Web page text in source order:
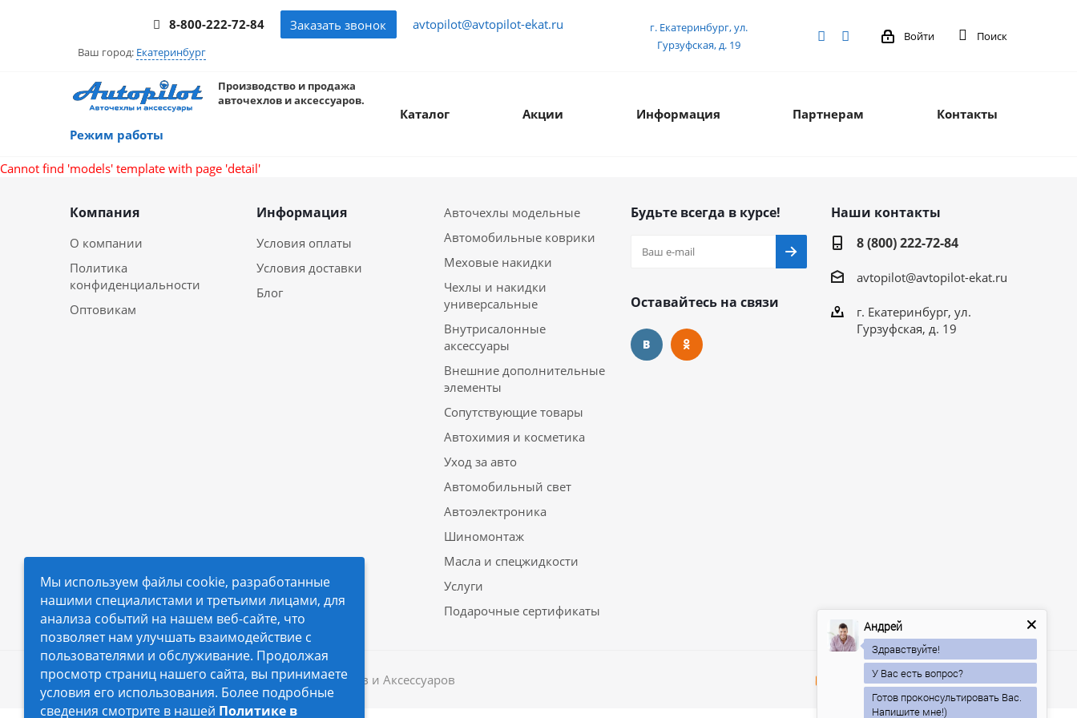
8-800-222-72-84 Заказать звонок avtopilot@avtopilot-ekat.ru
Ваш город: Екатеринбург
г. Екатеринбург, ул.
Гурзуфская, д. 19
Войти Поиск
Производство и продажа
авточехлов и аксессуаров.
Режим работы
Каталог Акции Информация Партнерам Контакты
Cannot find 'models' template with page 'detail'
Компания
О компании
Политика
конфиденциальности
Оптовикам
Информация
Условия оплаты
Условия доставки
Блог
Авточехлы модельные
Автомобильные коврики
Меховые накидки
Чехлы и накидки
универсальные
Внутрисалонные
аксессуары
Внешние дополнительные
элементы
Сопутствующие товары
Автохимия и косметика
Уход за авто
Автомобильный свет
Автоэлектроника
Шиномонтаж
Масла и спецжидкости
Услуги
Подарочные сертификаты
Будьте всегда в курсе!
Оставайтесь на связи
Наши контакты
8 (800) 222-72-84
avtopilot@avtopilot-ekat.ru
г. Екатеринбург, ул.
Гурзуфская, д. 19
2026 © Автопилот - интернет-магазин Авточехлов и Аксессуаров
Мы используем файлы cookie, разработанные
нашими специалистами и третьими лицами, для
анализа событий на нашем веб-сайте, что
позволяет нам улучшать взаимодействие с
пользователями и обслуживание. Продолжая
просмотр страниц нашего сайта, вы принимаете
условия его использования. Более подробные
сведения смотрите в нашей Политике в
Андрей
Здравствуйте!
У Вас есть вопрос?
Готов проконсультировать Вас.
Напишите мне!)